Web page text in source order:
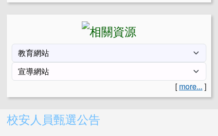
[ more... ]
右邊區域內容
校安人員甄選公告